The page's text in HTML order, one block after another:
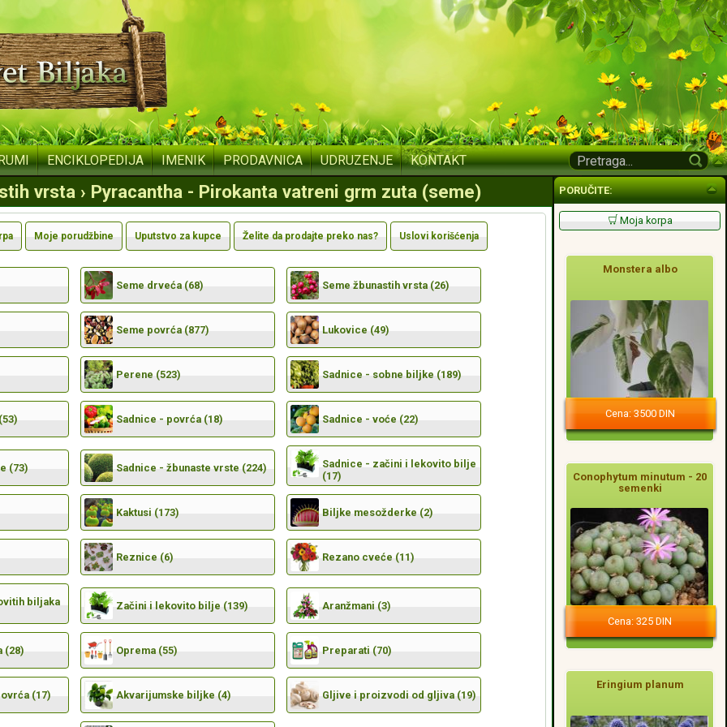
ENCIKLOPEDIJA IMENIK PRODAVNICA UDRUZENJE KONTAKT
vrsta › Pyracantha - Pirokanta vatreni grm zuta (seme)
Moje porudžbine Uputstvo za kupce Želite da prodajte preko nas? Uslovi korišćenja
Seme drveća (68) Seme žbunastih vrsta (26)
Seme povrća (877) Lukovice (49)
Perene (523) Sadnice - sobne biljke (189)
Sadnice - povrća (18) Sadnice - voće (22)
(73) Sadnice - žbunaste vrste (224)
Sadnice - začini i lekovito bilje
(17)
Kaktusi (173) Biljke mesožderke (2)
Reznice (6) Rezano cveće (11)
biljaka Začini i lekovito bilje (139) Aranžmani (3)
(28) Oprema (55) Preparati (70)
(17) Akvarijumske biljke (4) Gljive i proizvodi od gljiva (19)
PORUČITE:
Moja korpa
Monstera albo
Cena: 3500 DIN
Conophytum minutum - 20
semenki
Cena: 325 DIN
Eringium planum